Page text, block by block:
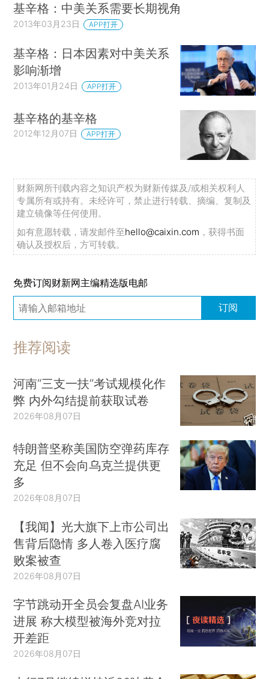
基辛格：中美关系需要长期视角
2013年03月23日 APP打开
基辛格：日本因素对中美关系
影响渐增
2013年01月24日 APP打开
基辛格的基辛格
2012年12月07日 APP打开
财新网所刊载内容之知识产权为财新传媒及/或相关权利人
专属所有或持有。未经许可，禁止进行转载、摘编、复制及
建立镜像等任何使用。
如有意愿转载，请发邮件至hello@caixin.com ，获得书面
确认及授权后，方可转载。
免费订阅财新网主编精选版电邮
订阅
推荐阅读
河南“三支一扶”考试规模化作
弊 内外勾结提前获取试卷
2026年08月07日
特朗普坚称美国防空弹药库存
充足 但不会向乌克兰提供更
多
2026年08月07日
【我闻】光大旗下上市公司出
售背后隐情 多人卷入医疗腐
败案被查
2026年08月07日
字节跳动开全员会复盘AI业务
进展 称大模型被海外竞对拉
开差距
2026年08月07日